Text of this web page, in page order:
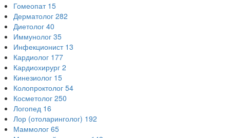
Гомеопат 15
Дерматолог 282
Диетолог 40
Иммунолог 35
Инфекционист 13
Кардиолог 177
Кардиохирург 2
Кинезиолог 15
Колопроктолог 54
Косметолог 250
Логопед 16
Лор (отоларинголог) 192
Маммолог 65